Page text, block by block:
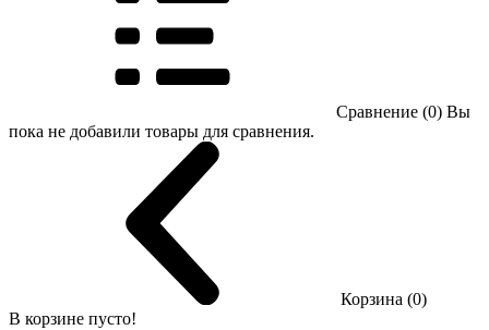
Сравнение (0) Вы
пока не добавили товары для сравнения.
Корзина (0)
В корзине пусто!